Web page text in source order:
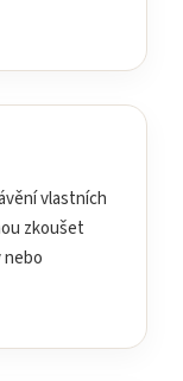
vlastních
zkoušet